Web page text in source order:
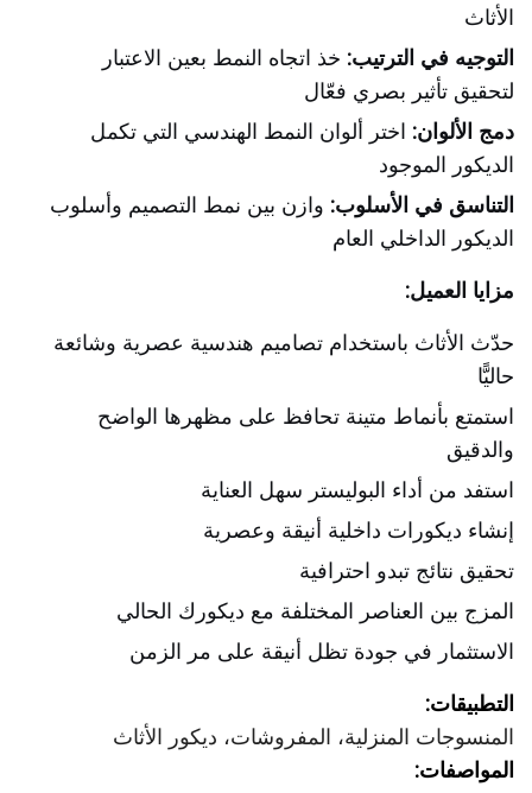
الأثاث
التوجيه في الترتيب: خذ اتجاه النمط بعين الاعتبار
لتحقيق تأثير بصري فعّال
دمج الألوان: اختر ألوان النمط الهندسي التي تكمل
الديكور الموجود
التناسق في الأسلوب: وازن بين نمط التصميم وأسلوب
الديكور الداخلي العام
مزايا العميل:
حدّث الأثاث باستخدام تصاميم هندسية عصرية وشائعة
حاليًّا
استمتع بأنماط متينة تحافظ على مظهرها الواضح
والدقيق
استفد من أداء البوليستر سهل العناية
إنشاء ديكورات داخلية أنيقة وعصرية
تحقيق نتائج تبدو احترافية
المزج بين العناصر المختلفة مع ديكورك الحالي
الاستثمار في جودة تظل أنيقة على مر الزمن
التطبيقات:
المنسوجات المنزلية، المفروشات، ديكور الأثاث
المواصفات: